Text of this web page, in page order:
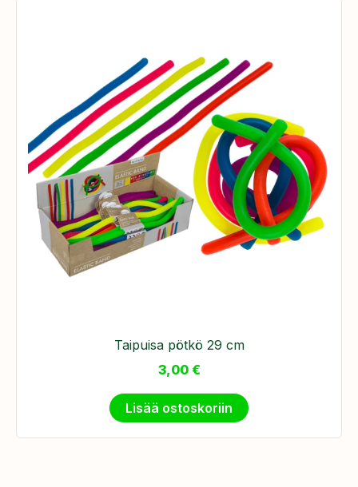
Taipuisa pötkö 29 cm
3,00 €
Lisää ostoskoriin